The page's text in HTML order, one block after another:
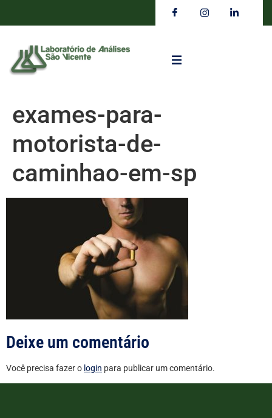
exames-para-
motorista-de-
caminhao-em-sp
Deixe um comentário
Você precisa fazer o login para publicar um comentário.